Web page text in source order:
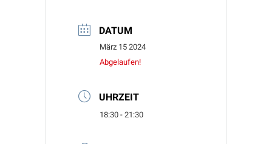
DATUM
März 15 2024
Abgelaufen!
UHRZEIT
18:30 - 21:30